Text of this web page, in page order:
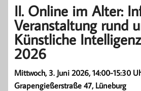
II. Online im Alter:
Veranstaltung rund
Künstliche
2026
Mittwoch, 3. Juni 2026, 14:00-15:30
Grapengießerstraße 47, Lüneburg